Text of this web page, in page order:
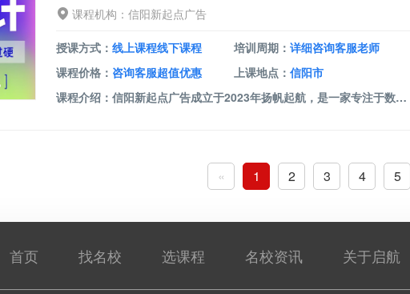
课程机构：信阳新起点广告
授课方式： 线上课程线下课程 培训周期： 详细咨询客服老师
课程价格： 咨询客服超值优惠 上课地点： 信阳市
课程介绍：信阳新起点广告成立于2023年扬帆起航，是一家专注于数字创意领域的专业培训机构。学室内设计软件包括(cad、酷家乐、3DMAX) ，平面设计软件包括（ps、cdr），办公软件包括(wrod、exel、ppt)，视频剪辑(pr、Ae)，我们致力于为学员提供全方位的设计软件技能培训，助力每一位学员在职业发展道路上实现质的飞跃。
« 1 2 3 4 5
首页 找名校 选课程 名校资讯 关于启航